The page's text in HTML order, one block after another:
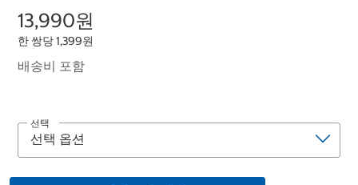
13,990원
한 쌍당 1,399원
배송비 포함
선택